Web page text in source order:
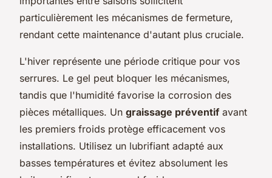
particulièrement les mécanismes de fermeture,
rendant cette maintenance d'autant plus cruciale.
L'hiver représente une période critique pour vos
serrures. Le gel peut bloquer les mécanismes,
tandis que l'humidité favorise la corrosion des
pièces métalliques. Un graissage préventif avant
les premiers froids protège efficacement vos
installations. Utilisez un lubrifiant adapté aux
basses températures et évitez absolument les